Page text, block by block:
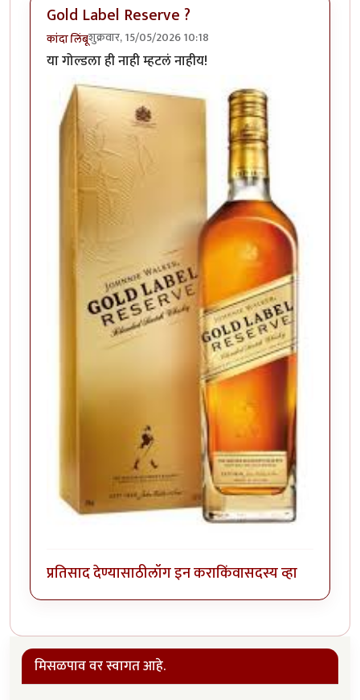
Gold Label Reserve ?
कांदा लिंबूशुक्रवार, 15/05/2026 10:18
या गोल्डला ही नाही म्हटलं नाहीय!
प्रतिसाद देण्यासाठीलॉग इन कराकिंवासदस्य व्हा
मिसळपाव वर स्वागत आहे.